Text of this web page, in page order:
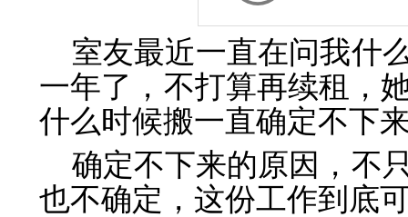
室友最近一直在问我什
一年了，不打算再续租，
什么时候搬一直确定不下
确定不下来的原因，不
也不确定，这份工作到底